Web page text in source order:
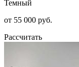
Темный
от 55 000 руб.
Рассчитать